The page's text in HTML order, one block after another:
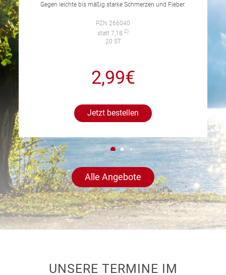
Gegen leichte bis mäßig starke Schmerzen und Fieber.
PZN 266040
statt 7,18 2)
20 ST
2,99€
Jetzt bestellen
Alle Angebote
UNSERE TERMINE IM